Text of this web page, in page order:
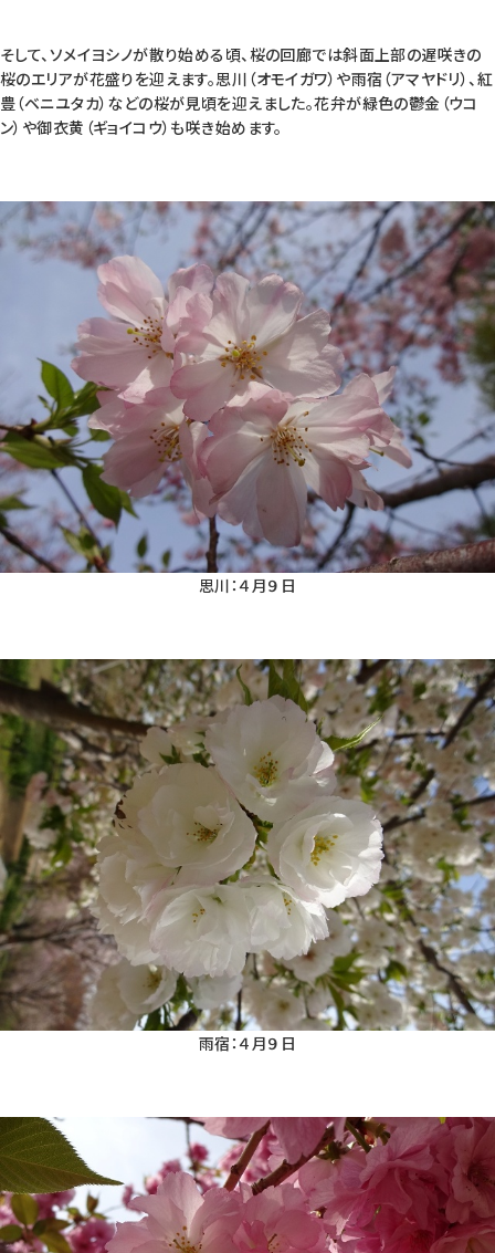
そして、ソメイヨシノが散り始める頃、桜の回廊では斜面上部の遅咲きの
桜のエリアが花盛りを迎えます。思川（オモイガワ）や雨宿（アマヤドリ）、紅
豊（ベニユタカ）などの桜が見頃を迎えました。花弁が緑色の鬱金（ウコ
ン）や御衣黄（ギョイコウ）も咲き始めます。
思川：４月９日
雨宿：４月９日